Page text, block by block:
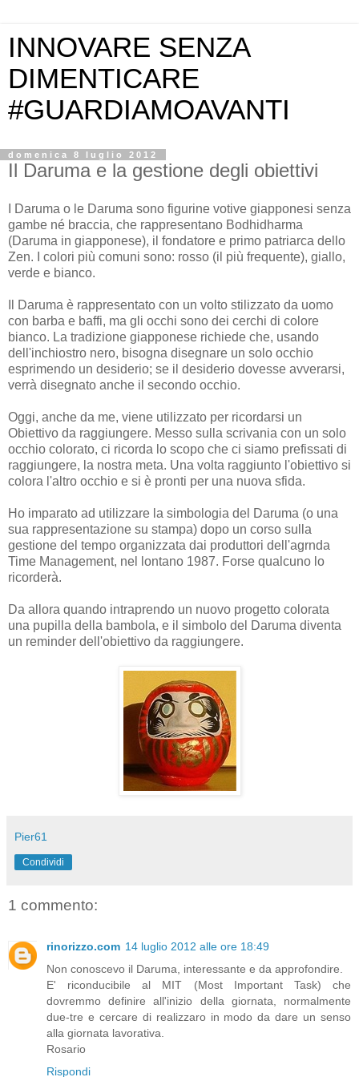
INNOVARE SENZA
DIMENTICARE
#GUARDIAMOAVANTI
domenica 8 luglio 2012
Il Daruma e la gestione degli obiettivi
I Daruma o le Daruma sono figurine votive giapponesi senza
gambe né braccia, che rappresentano Bodhidharma
(Daruma in giapponese), il fondatore e primo patriarca dello
Zen. I colori più comuni sono: rosso (il più frequente), giallo,
verde e bianco.
Il Daruma è rappresentato con un volto stilizzato da uomo
con barba e baffi, ma gli occhi sono dei cerchi di colore
bianco. La tradizione giapponese richiede che, usando
dell'inchiostro nero, bisogna disegnare un solo occhio
esprimendo un desiderio; se il desiderio dovesse avverarsi,
verrà disegnato anche il secondo occhio.
Oggi, anche da me, viene utilizzato per ricordarsi un
Obiettivo da raggiungere. Messo sulla scrivania con un solo
occhio colorato, ci ricorda lo scopo che ci siamo prefissati di
raggiungere, la nostra meta. Una volta raggiunto l'obiettivo si
colora l'altro occhio e si è pronti per una nuova sfida.
Ho imparato ad utilizzare la simbologia del Daruma (o una
sua rappresentazione su stampa) dopo un corso sulla
gestione del tempo organizzata dai produttori dell'agrnda
Time Management, nel lontano 1987. Forse qualcuno lo
ricorderà.
Da allora quando intraprendo un nuovo progetto colorata
una pupilla della bambola, e il simbolo del Daruma diventa
un reminder dell'obiettivo da raggiungere.
Pier61
Condividi
1 commento:
rinorizzo.com 14 luglio 2012 alle ore 18:49
Non conoscevo il Daruma, interessante e da approfondire.
E' riconducibile al MIT (Most Important Task) che
dovremmo definire all'inizio della giornata, normalmente
due-tre e cercare di realizzaro in modo da dare un senso
alla giornata lavorativa.
Rosario
Rispondi